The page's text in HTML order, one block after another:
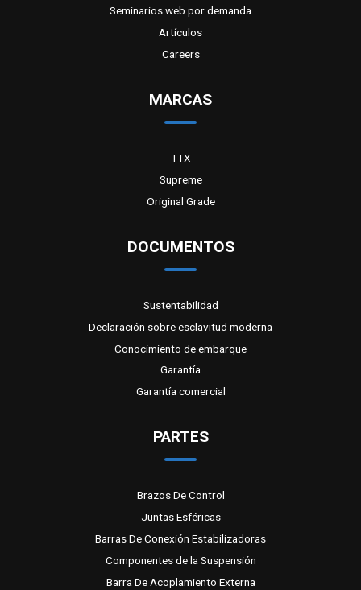
Seminarios web por demanda
Artículos
Careers
MARCAS
TTX
Supreme
Original Grade
DOCUMENTOS
Sustentabilidad
Declaración sobre esclavitud moderna
Conocimiento de embarque
Garantía
Garantía comercial
PARTES
Brazos De Control
Juntas Esféricas
Barras De Conexión Estabilizadoras
Componentes de la Suspensión
Barra De Acoplamiento Externa